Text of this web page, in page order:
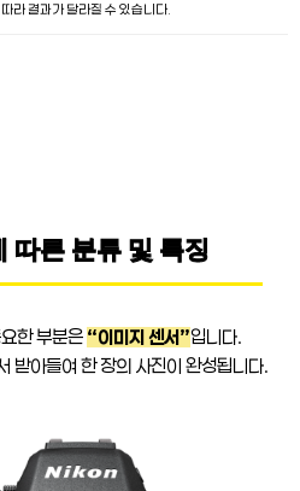
라 결과가 달라질 수 있습니다.
따른 분류 및 특징
한 부분은 “이미지 센서”입니다.
받아들여 한 장의 사진이 완성됩니다.